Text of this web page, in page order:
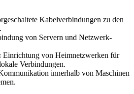
Kabelverbindungen zu den
von Servern und Netzwerk-
Einrichtung von Heimnetzwerken für
Verbindungen.
innerhalb von Maschinen